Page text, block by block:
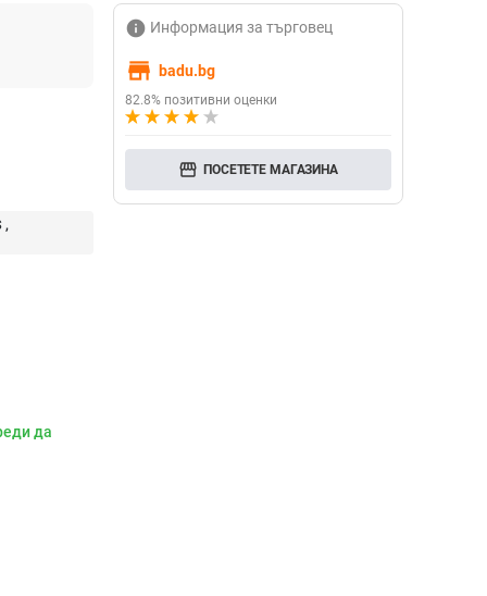
да
info Информация за търговец
store badu.bg
82.8% позитивни оценки
storefront ПОСЕТЕТЕ МАГАЗИНА